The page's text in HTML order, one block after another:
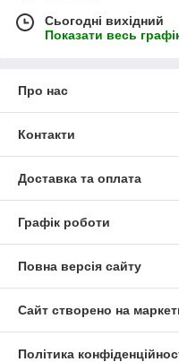
Сьогодні вихідний
Показати весь
Про нас
Контакти
Доставка та оплата
Графік роботи
Повна версія сайту
Сайт створено на
Політика